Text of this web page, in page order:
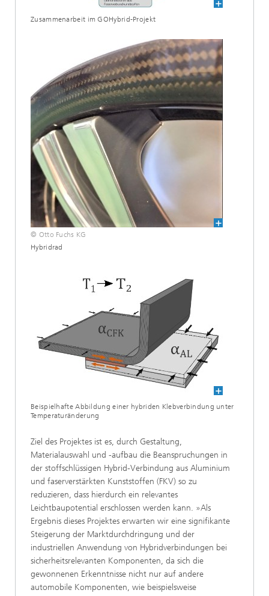
Zusammenarbeit im GOHybrid-Projekt
© Otto Fuchs KG
Hybridrad
Beispielhafte Abbildung einer hybriden Klebverbindung unter
Temperaturänderung
Ziel des Projektes ist es, durch Gestaltung,
Materialauswahl und -aufbau die Beanspruchungen in
der stoffschlüssigen Hybrid-Verbindung aus Aluminium
und faserverstärkten Kunststoffen (FKV) so zu
reduzieren, dass hierdurch ein relevantes
Leichtbaupotential erschlossen werden kann. »Als
Ergebnis dieses Projektes erwarten wir eine signifikante
Steigerung der Marktdurchdringung und der
industriellen Anwendung von Hybridverbindungen bei
sicherheitsrelevanten Komponenten, da sich die
gewonnenen Erkenntnisse nicht nur auf andere
automobile Komponenten, wie beispielsweise